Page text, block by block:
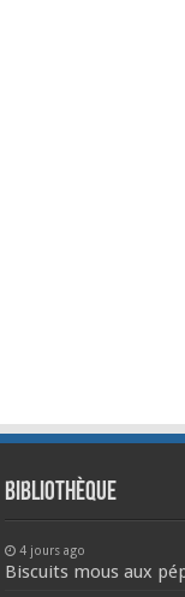
Bibliothèque
4 jours ago
Biscuits mous aux